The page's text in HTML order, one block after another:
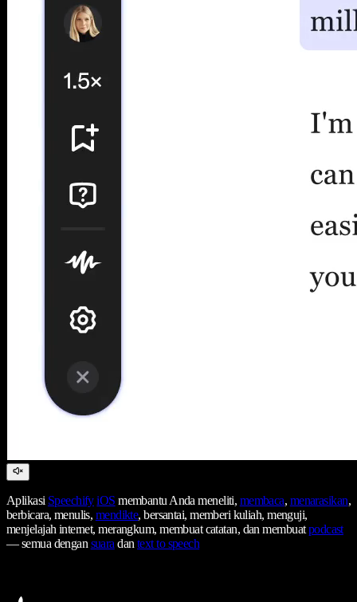
Aplikasi Speechify iOS membantu Anda meneliti, membaca, menarasikan,
berbicara, menulis, mendikte, bersantai, memberi kuliah, menguji,
menjelajah internet, merangkum, membuat catatan, dan membuatpodcast
— semua dengansuaradantext to speech